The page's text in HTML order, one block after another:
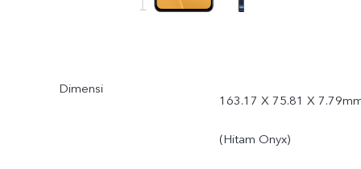
Dimensi
163.17 X 75.81 X
(Hitam Onyx)